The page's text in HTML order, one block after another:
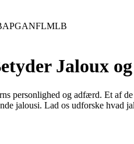
PGANFLMLB
Jaloux
personlighed og adfærd. Et af
jalousi. Lad os udforske hvad